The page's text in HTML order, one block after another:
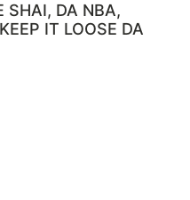
SHAI, DA NBA,
IT LOOSE DA